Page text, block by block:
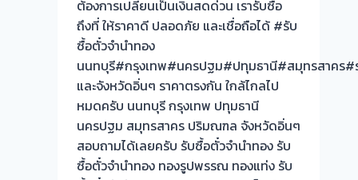
ต้องการเปลี่ยนเป็นเงินสดด่วน เรารับซื้อ
ถึงที่ ให้ราคาดี ปลอดภัย และเชื่อถือได้ #รับ
ซื้อตั๋วจำนำทอง
นนทบุรี#กรุงเทพ#นครปฐม#ปทุมธานี#สมุทรสาคร#
และจังหวัดอิ่นๆ ราคาตรงกัน ใกล้ไกลไป
หมดครับ นนทบุรี กรุงเทพ ปทุมธานี
นครปฐม สมุทรสาคร ปริมณฑล จังหวัดอิ่นๆ
สอบถามได้เลยครับ รับซื้อตั๋วจำนำทอง รับ
ซื้อตั๋วจำนำทอง ทองรูปพรรณ ทองแท่ง รับ